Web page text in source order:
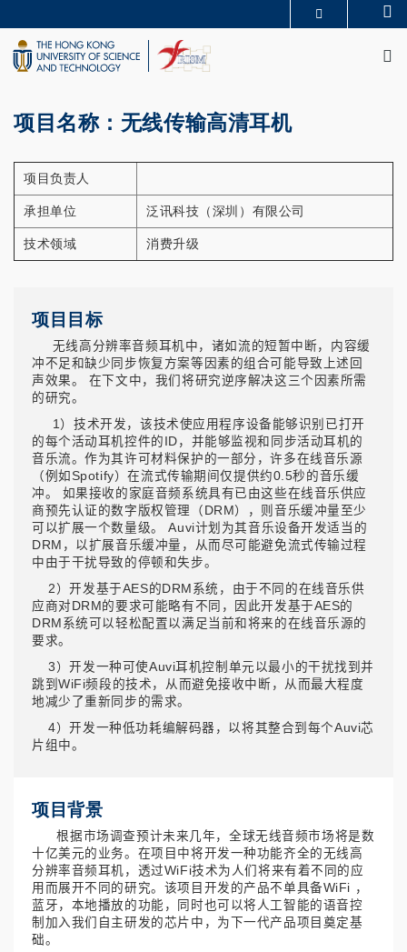
to
main
content
UNIVERSITY NEWS
LIFE@HKUST
项目名称：无线传输高清耳机
项目负责人
承担单位 泛讯科技（深圳）有限公司
技术领域 消费升级
项目目标
无线高分辨率音频耳机中，诸如流的短暂中断，内容缓
冲不足和缺少同步恢复方案等因素的组合可能导致上述回
声效果。 在下文中，我们将研究逆序解决这三个因素所需
的研究。
1）技术开发，该技术使应用程序设备能够识别已打开
的每个活动耳机控件的ID，并能够监视和同步活动耳机的
音乐流。作为其许可材料保护的一部分，许多在线音乐源
（例如Spotify）在流式传输期间仅提供约0.5秒的音乐缓
冲。 如果接收的家庭音频系统具有已由这些在线音乐供应
商预先认证的数字版权管理（DRM），则音乐缓冲量至少
可以扩展一个数量级。 Auvi计划为其音乐设备开发适当的
DRM，以扩展音乐缓冲量，从而尽可能避免流式传输过程
中由于干扰导致的停顿和失步。
2）开发基于AES的DRM系统，由于不同的在线音乐供
应商对DRM的要求可能略有不同，因此开发基于AES的
DRM系统可以轻松配置以满足当前和将来的在线音乐源的
要求。
3）开发一种可使Auvi耳机控制单元以最小的干扰找到并
跳到WiFi频段的技术，从而避免接收中断，从而最大程度
地减少了重新同步的需求。
4）开发一种低功耗编解码器，以将其整合到每个Auvi芯
片组中。
项目背景
根据市场调查预计未来几年，全球无线音频市场将是数
十亿美元的业务。在项目中将开发一种功能齐全的无线高
分辨率音频耳机，透过WiFi技术为人们将来有着不同的应
用而展开不同的研究。该项目开发的产品不单具备WiFi ，
蓝牙，本地播放的功能，同时也可以将人工智能的语音控
制加入我们自主研发的芯片中，为下一代产品项目奠定基
础。